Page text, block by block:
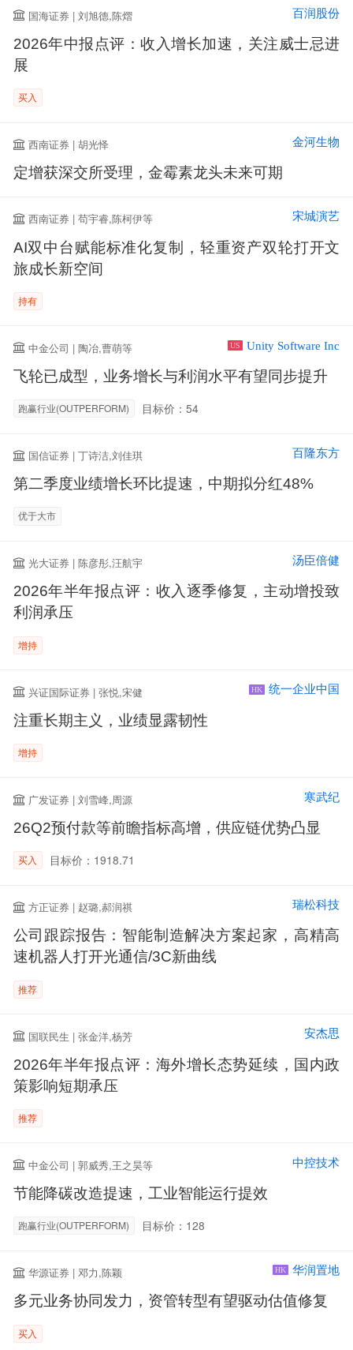
国海证券 | 刘旭德,陈熠 百润股份
2026年中报点评：收入增长加速，关注威士忌进
展
买入
西南证券 | 胡光怿 金河生物
定增获深交所受理，金霉素龙头未来可期
西南证券 | 苟宇睿,陈柯伊等 宋城演艺
AI双中台赋能标准化复制，轻重资产双轮打开文
旅成长新空间
持有
中金公司 | 陶冶,曹萌等 US Unity Software Inc
飞轮已成型，业务增长与利润水平有望同步提升
跑赢行业(OUTPERFORM) 目标价：54
国信证券 | 丁诗洁,刘佳琪 百隆东方
第二季度业绩增长环比提速，中期拟分红48%
优于大市
光大证券 | 陈彦彤,汪航宇 汤臣倍健
2026年半年报点评：收入逐季修复，主动增投致
利润承压
增持
兴证国际证券 | 张悦,宋健 HK 统一企业中国
注重长期主义，业绩显露韧性
增持
广发证券 | 刘雪峰,周源 寒武纪
26Q2预付款等前瞻指标高增，供应链优势凸显
买入 目标价：1918.71
方正证券 | 赵璐,郝润祺 瑞松科技
公司跟踪报告：智能制造解决方案起家，高精高
速机器人打开光通信/3C新曲线
推荐
国联民生 | 张金洋,杨芳 安杰思
2026年半年报点评：海外增长态势延续，国内政
策影响短期承压
推荐
中金公司 | 郭威秀,王之昊等 中控技术
节能降碳改造提速，工业智能运行提效
跑赢行业(OUTPERFORM) 目标价：128
华源证券 | 邓力,陈颖 HK 华润置地
多元业务协同发力，资管转型有望驱动估值修复
买入